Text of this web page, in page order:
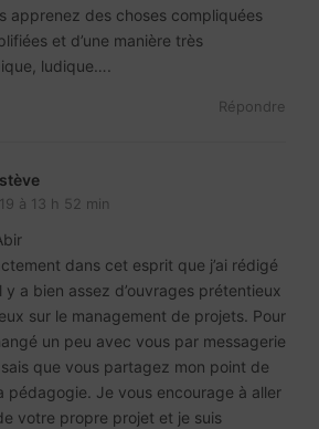
apprenez des choses compliquées
et d’une manière très
ludique….
Répondre
à 13 h 52 min
dans cet esprit que j’ai rédigé
y a bien assez d’ouvrages prétentieux
sur le management de projets. Pour
un peu avec vous par messagerie
que vous partagez mon point de
pédagogie. Je vous encourage à aller
votre propre projet et je suis